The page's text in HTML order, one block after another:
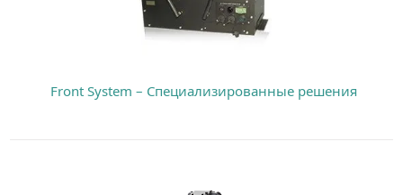
Front System – Специализированные решения